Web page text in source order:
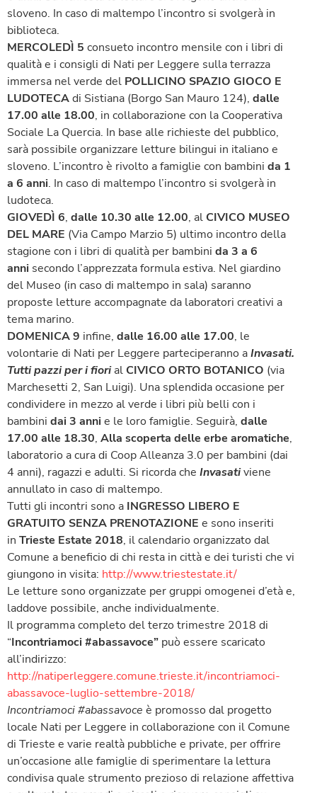
sloveno. In caso di maltempo l’incontro si svolgerà in
biblioteca.
MERCOLEDÌ 5 consueto incontro mensile con i libri di
qualità e i consigli di Nati per Leggere sulla terrazza
immersa nel verde del POLLICINO SPAZIO GIOCO E
LUDOTECAdi Sistiana (Borgo San Mauro 124), dalle
17.00 alle 18.00, in collaborazione con la Cooperativa
Sociale La Quercia. In base alle richieste del pubblico,
sarà possibile organizzare letture bilingui in italiano e
sloveno. L’incontro è rivolto a famiglie con bambini da 1
a 6 anni. In caso di maltempo l’incontro si svolgerà in
ludoteca.
GIOVEDÌ 6, dalle 10.30 alle 12.00, alCIVICO MUSEO
DEL MARE (Via Campo Marzio 5) ultimo incontro della
stagione con i libri di qualità per bambini da 3 a 6
anni secondo l’apprezzata formula estiva. Nel giardino
del Museo (in caso di maltempo in sala) saranno
proposte letture accompagnate da laboratori creativi a
tema marino.
DOMENICA 9 infine, dalle 16.00 alle 17.00, le
volontarie di Nati per Leggere parteciperanno aInvasati.
Tutti pazzi per i fiorialCIVICO ORTO BOTANICO (via
Marchesetti 2, San Luigi). Una splendida occasione per
condividere in mezzo al verde i libri più belli con i
bambini dai 3 annie le loro famiglie. Seguirà, dalle
17.00 alle 18.30, Alla scoperta delle erbe aromatiche,
laboratorio a cura di Coop Alleanza 3.0 per bambini (dai
4 anni), ragazzi e adulti. Si ricorda che Invasativiene
annullato in caso di maltempo.
Tutti gli incontri sono a INGRESSO LIBERO E
GRATUITO SENZA PRENOTAZIONE e sono inseriti
in Trieste Estate 2018, il calendario organizzato dal
Comune a beneficio di chi resta in città e dei turisti che vi
giungono in visita: http://www.triestestate.it/
Le letture sono organizzate per gruppi omogenei d’età e,
laddove possibile, anche individualmente.
Il programma completo del terzo trimestre 2018 di
“Incontriamoci #abassavoce” può essere scaricato
all’indirizzo:
http://natiperleggere.comune.trieste.it/incontriamoci-
abassavoce-luglio-settembre-2018/
Incontriamoci #abassavoce è promosso dal progetto
locale Nati per Leggere in collaborazione con il Comune
di Trieste e varie realtà pubbliche e private, per offrire
un’occasione alle famiglie di sperimentare la lettura
condivisa quale strumento prezioso di relazione affettiva